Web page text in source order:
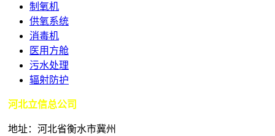
制氧机
供氧系统
消毒机
医用方舱
污水处理
辐射防护
河北立信总公司
地址：河北省衡水市冀州